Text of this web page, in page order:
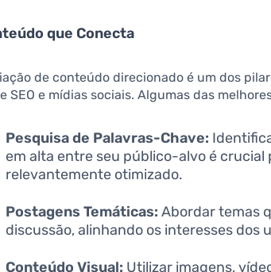
que Conecta
de conteúdo direcionado é um dos
SEO e mídias sociais. Algumas das
Pesquisa de Palavras-Chave:
em alta entre seu público-alvo é
relevantemente otimizado.
Postagens Temáticas: Abordar temas
discussão, alinhando os interesses dos
Conteúdo Visual: Utilizar imagens,